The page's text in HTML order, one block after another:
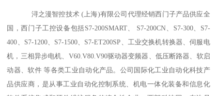
浔之漫智控技术 (上海)有限公司代理经销西门子产品供应全
国，西门子工控设备包括S7-200SMART、 S7-200CN、S7-300、S7-
400、S7-1200、S7-1500、S7-ET200SP、工业交换机转换器、伺服电
机，三相异步电机、V60.V80.V90驱动器变频器、低压断路器、软启
动器、软件 等各类工业自动化产品。公司国际化工业自动化科技产
品供应商，是从事工业自动化控制系统、机电一体化装备和信息化